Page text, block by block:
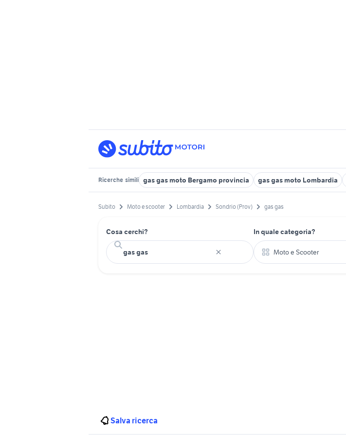
Ricerche simili gas gas moto Bergamo provincia gas gas moto Lombardia
Subito Moto e scooter Lombardia Sondrio (Prov) gas gas
Cosa cerchi? In quale categoria?
Moto e Scooter
Salva ricerca